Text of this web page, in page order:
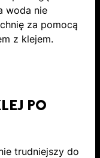
woda nie
za pomocą
z klejem.
PO
trudniejszy do